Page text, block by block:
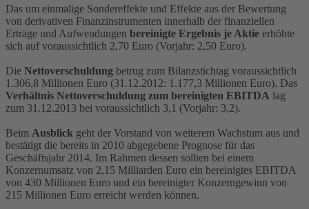
Das um einmalige Sondereffekte und Effekte aus der Bewertung
von derivativen Finanzinstrumenten innerhalb der finanziellen
Erträge und Aufwendungen bereinigte Ergebnis je Aktie erhöhte
sich auf voraussichtlich 2,70 Euro (Vorjahr: 2,50 Euro).
Die Nettoverschuldung betrug zum Bilanzstichtag voraussichtlich
1.306,8 Millionen Euro (31.12.2012: 1.177,3 Millionen Euro). Das
Verhältnis Nettoverschuldung zum bereinigten EBITDA lag
zum 31.12.2013 bei voraussichtlich 3,1 (Vorjahr: 3,2).
Beim Ausblick geht der Vorstand von weiterem Wachstum aus und
bestätigt die bereits in 2010 abgegebene Prognose für das
Geschäftsjahr 2014. Im Rahmen dessen sollten bei einem
Konzernumsatz von 2,15 Milliarden Euro ein bereinigtes EBITDA
von 430 Millionen Euro und ein bereinigter Konzerngewinn von
215 Millionen Euro erreicht werden können.